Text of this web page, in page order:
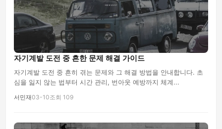
자기계발 도전 중 흔한 문제 해결 가이드
자기계발 도전 중 흔히 겪는 문제와 그 해결 방법을 안내합니다. 초
심을 잃지 않는 법부터 시간 관리, 번아웃 예방까지 체계...
서민재03-10조회 109